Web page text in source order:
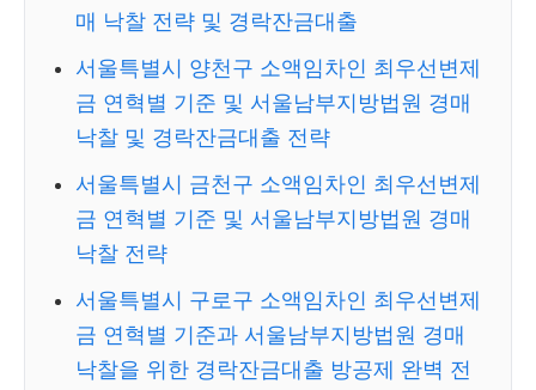
매 낙찰 전략 및 경락잔금대출
서울특별시 양천구 소액임차인 최우선변제
금 연혁별 기준 및 서울남부지방법원 경매
낙찰 및 경락잔금대출 전략
서울특별시 금천구 소액임차인 최우선변제
금 연혁별 기준 및 서울남부지방법원 경매
낙찰 전략
서울특별시 구로구 소액임차인 최우선변제
금 연혁별 기준과 서울남부지방법원 경매
낙찰을 위한 경락잔금대출 방공제 완벽 전